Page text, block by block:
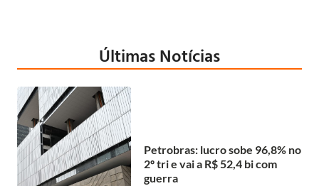
Últimas Notícias
Petrobras: lucro sobe 96,8% no
2º tri e vai a R$ 52,4 bi com
guerra